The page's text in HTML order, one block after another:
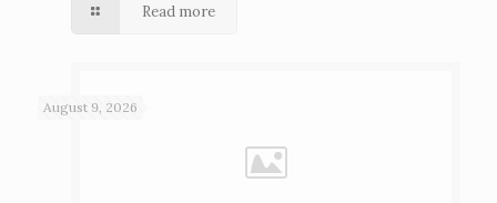
Read more
August 9, 2026